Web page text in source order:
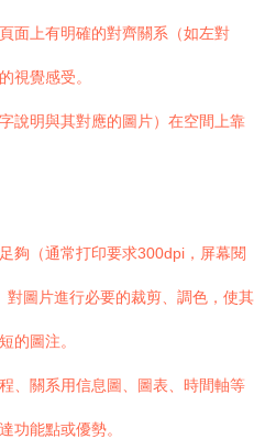
面上有明確的對齊關系（如左對
視覺感受。
說明與其對應的圖片）在空間上靠
夠（通常打印要求300dpi，屏幕閱
圖片進行必要的裁剪、調色，使其
的圖注。
、關系用信息圖、圖表、時間軸等
功能點或優勢。